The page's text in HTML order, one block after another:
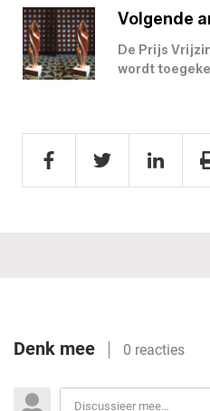
Volgende
De Prijs
wordt